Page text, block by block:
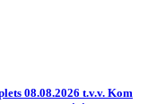
08.08.2026 t.v.v. Kom